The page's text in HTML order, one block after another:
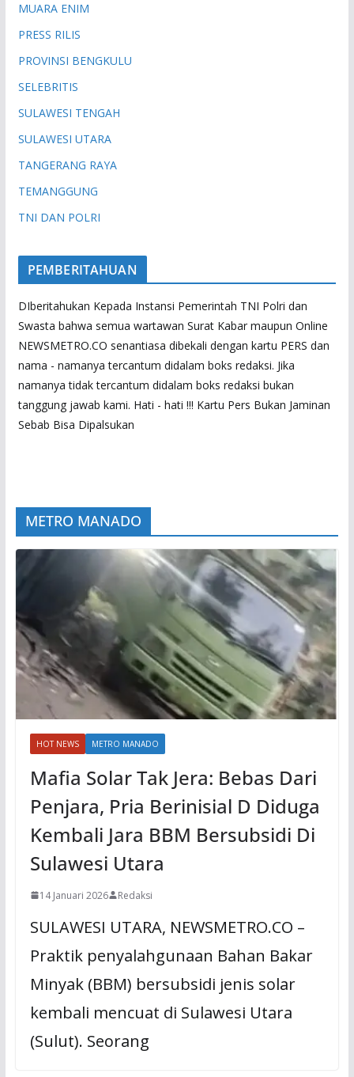
MUARA ENIM
PRESS RILIS
PROVINSI BENGKULU
SELEBRITIS
SULAWESI TENGAH
SULAWESI UTARA
TANGERANG RAYA
TEMANGGUNG
TNI DAN POLRI
PEMBERITAHUAN
DIberitahukan Kepada Instansi Pemerintah TNI Polri dan
Swasta bahwa semua wartawan Surat Kabar maupun Online
NEWSMETRO.CO senantiasa dibekali dengan kartu PERS dan
nama - namanya tercantum didalam boks redaksi. Jika
namanya tidak tercantum didalam boks redaksi bukan
tanggung jawab kami. Hati - hati !!! Kartu Pers Bukan Jaminan
Sebab Bisa Dipalsukan
METRO MANADO
HOT NEWS METRO MANADO
Mafia Solar Tak Jera: Bebas Dari
Penjara, Pria Berinisial D Diduga
Kembali Jara BBM Bersubsidi Di
Sulawesi Utara
14 Januari 2026 Redaksi
SULAWESI UTARA, NEWSMETRO.CO –
Praktik penyalahgunaan Bahan Bakar
Minyak (BBM) bersubsidi jenis solar
kembali mencuat di Sulawesi Utara
(Sulut). Seorang